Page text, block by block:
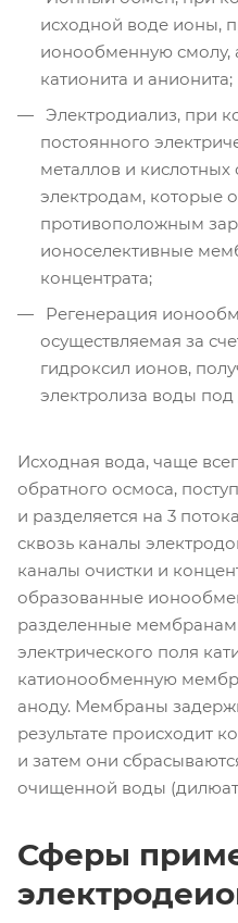
исходной воде ионы,
ионообменную смолу,
катионита и анионита;
Электродиализ, при
постоянного
металлов и кислотных
электродам, которые
противоположным
ионоселективные
концентрата;
Регенерация
осуществляемая за
гидроксил ионов,
электролиза воды под
Исходная вода, чаще
обратного осмоса,
и разделяется на 3
сквозь каналы
каналы очистки и
образованные
разделенные
электрического поля
катионообменную
аноду. Мембраны
результате происходит
и затем они
очищенной воды
Сферы